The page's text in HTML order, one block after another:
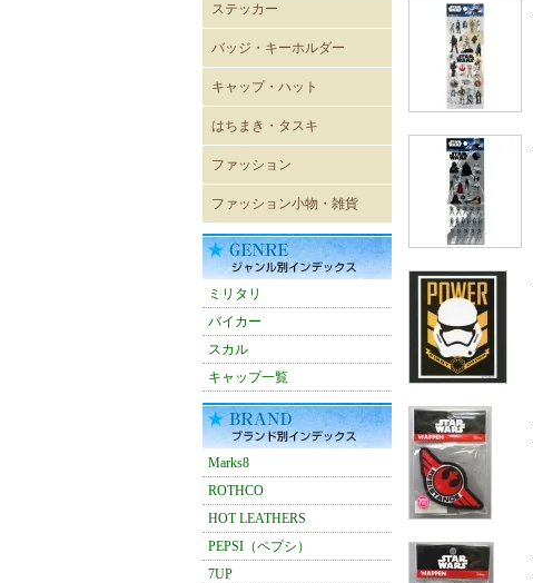
ステッカー
レーシングステッカー
バイカーステッカー
ミリタリーステッカー
ヴィンテージ風ステッカー
キャラクターステッカー
ウォールステッカー
バッジ・キーホルダー
USA直輸入ピンバッジ
キーホルダー
ジッパープル
キーケース
パスケース
キャップ・ハット
キャップ
ON-FIELD SHAPE〕
はちまき・タスキ
ファッション
無地Tシャツ・タンクトップ
プリントTシャツ
トレーナー・パーカー
ウィンドブレーカー
ジャンパー・コート
ファッション小物・雑貨
雑貨
ネックウォーマー
マグカップ
ミリタリーバッグ他
トートバッグ
バンダナ
タオル
防災グッズ
雑誌
アメリカン雑貨
スマホグッズ
ミリタリ
バイカー
スカル
キャップ一覧
Marks8
ROTHCO
HOT LEATHERS
PEPSI（ペプシ）
7UP